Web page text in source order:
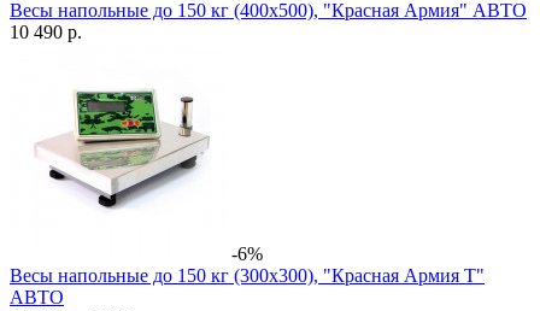
Весы напольные до 150 кг (400х500), "Красная Армия" АВТО
10 490 р.
-6%
Весы напольные до 150 кг (300х300), "Красная Армия Т"
АВТО